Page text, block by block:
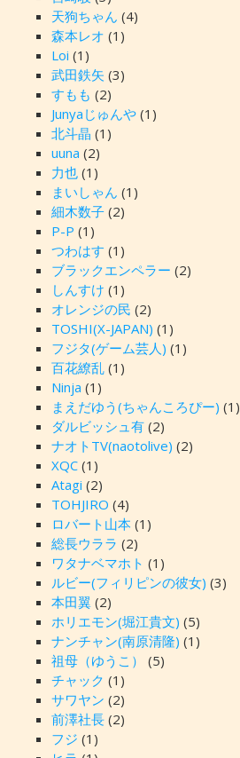
天狗ちゃん (4)
森本レオ (1)
Loi (1)
武田鉄矢 (3)
すもも (2)
Junyaじゅんや(1)
北斗晶 (1)
uuna (2)
力也(1)
まいしゃん (1)
細木数子(2)
P-P (1)
つわはす (1)
ブラックエンペラー (2)
しんすけ (1)
オレンジの民 (2)
TOSHI(X-JAPAN) (1)
フジタ(ゲーム芸人) (1)
百花繚乱(1)
Ninja (1)
まえだゆう(ちゃんころぴー) (1)
ダルビッシュ有(2)
ナオトTV(naotolive) (2)
XQC(1)
Atagi (2)
TOHJIRO (4)
ロバート山本(1)
総長ウララ (2)
ワタナベマホト (1)
ルビー(フィリピンの彼女) (3)
本田翼(2)
ホリエモン(堀江貴文) (5)
ナンチャン(南原清隆) (1)
祖母（ゆうこ）
(5)
チャック (1)
サワヤン (2)
前澤社長(2)
フジ (1)